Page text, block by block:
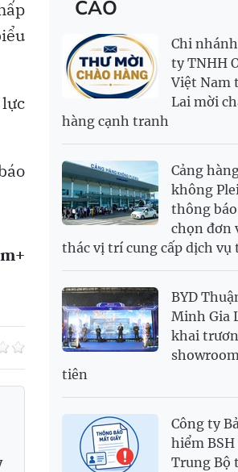
MYR
NOK
RUB
308.64
SAR
6,952.32
2,712.86
SGD
19,969.15
USD
26,040 26,070
RỒNG THĂNG
PNJ 139,500,000
CÁO
Chi
ty TNHH
Việt Nam
Lai mời
hàng cạnh tranh
Cảng
không
thông
chọn đơn
thác vị trí cung cấp dịch vụ
BYD
Minh Gia
khai
tiên
Công ty
hiểm
Trung Bộ